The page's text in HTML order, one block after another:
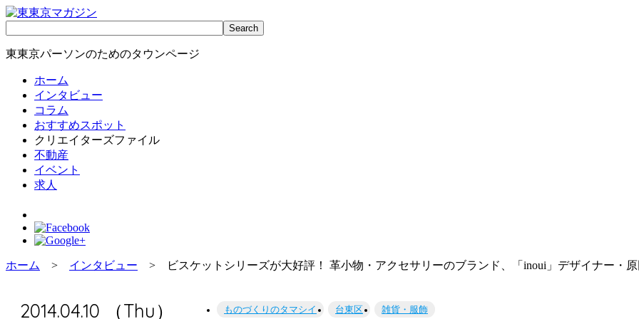
東東京パーソンのためのタウンページ
ホーム
インタビュー
コラム
おすすめスポット
クリエイターズファイル
不動産
イベント
求人
ホーム > インタビュー > ビスケットシリーズが大好評！ 革小物・アクセサリーのブランド、「inoui」デザイナー・
2014.04.10 （Thu） ものづくりのタマシイ 台東区 雑貨・服飾